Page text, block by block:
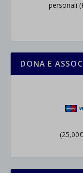
personali
DONA E